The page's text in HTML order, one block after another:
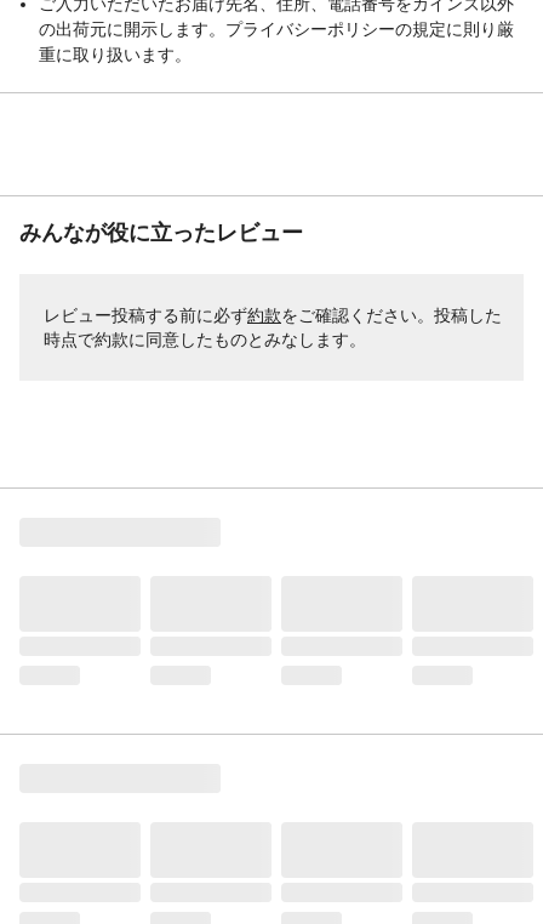
の出荷元に開示します。プライバシーポリシーの規定に則り厳
重に取り扱います。
みんなが役に立ったレビュー
レビュー投稿する前に必ず約款をご確認ください。投稿した
時点で約款に同意したものとみなします。